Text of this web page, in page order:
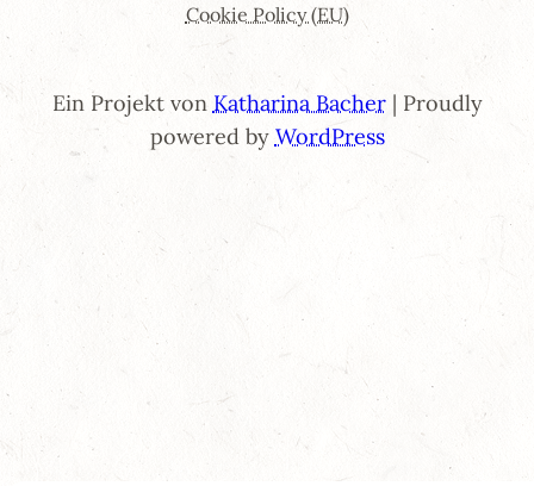
Cookie Policy (EU)
Ein Projekt von Katharina Bacher| Proudly
powered by WordPress